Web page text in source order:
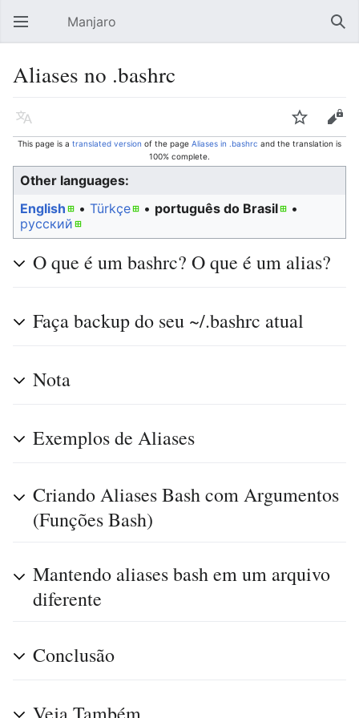
Open main menu Manjaro
Aliases no .bashrc
Language Watch Edit
This page is a translated version of the page Aliases in .bashrc and the translation is
100% complete.
Other languages:
English
• ‎ Türkçe • ‎ português do Brasil
•
русский
O que é um bashrc? O que é um alias?
Faça backup do seu ~/.bashrc atual
Nota
Exemplos de Aliases
Criando Aliases Bash com Argumentos
(Funções Bash)
Mantendo aliases bash em um arquivo
diferente
Conclusão